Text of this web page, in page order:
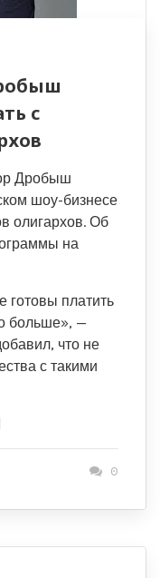
с
Дробыш
шоу-бизнесе
олигархов. Об
на
готовы платить
больше», —
что не
с такими
0